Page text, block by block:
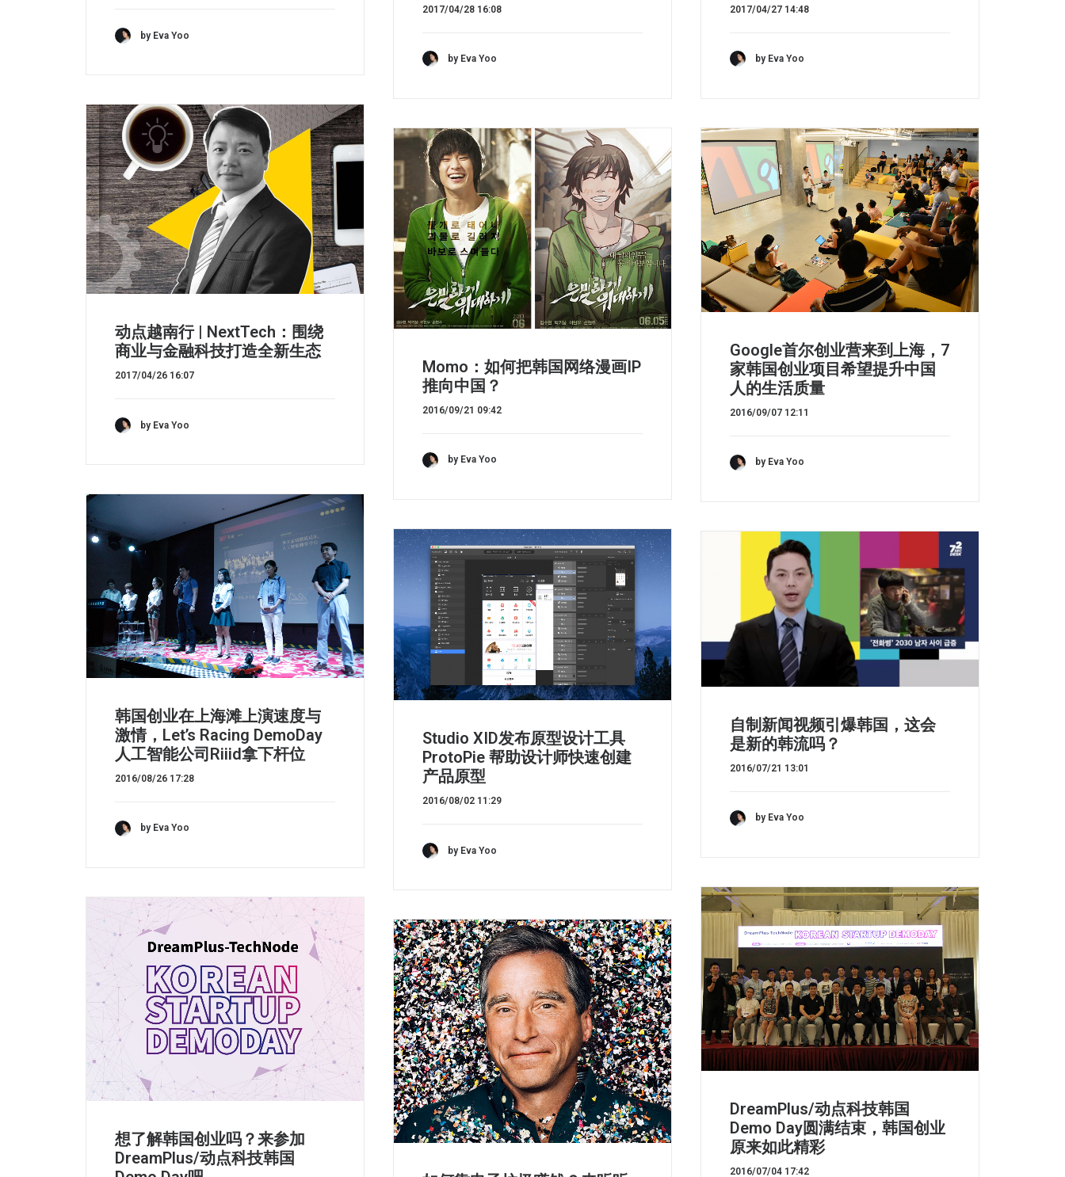
by Eva Yoo
2017/04/28 16:08
by Eva Yoo
2017/04/27 14:48
by Eva Yoo
动点越南行 | NextTech：围绕
商业与金融科技打造全新生态
2017/04/26 16:07
by Eva Yoo
Momo：如何把韩国网络漫画IP
推向中国？
2016/09/21 09:42
by Eva Yoo
Google首尔创业营来到上海，7
家韩国创业项目希望提升中国
人的生活质量
2016/09/07 12:11
by Eva Yoo
韩国创业在上海滩上演速度与
激情，Let’s Racing DemoDay
人工智能公司Riiid拿下杆位
2016/08/26 17:28
by Eva Yoo
Studio XID发布原型设计工具
ProtoPie 帮助设计师快速创建
产品原型
2016/08/02 11:29
by Eva Yoo
自制新闻视频引爆韩国，这会
是新的韩流吗？
2016/07/21 13:01
by Eva Yoo
DreamPlus/动点科技韩国
Demo Day圆满结束，韩国创业
原来如此精彩
2016/07/04 17:42
想了解韩国创业吗？来参加
DreamPlus/动点科技韩国